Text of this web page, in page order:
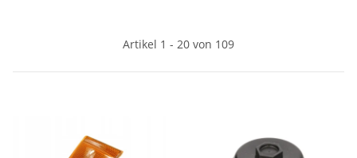
Artikel 1 - 20 von 109